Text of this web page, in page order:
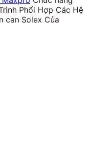
Phối Hợp Các Hệ
can Solex Của